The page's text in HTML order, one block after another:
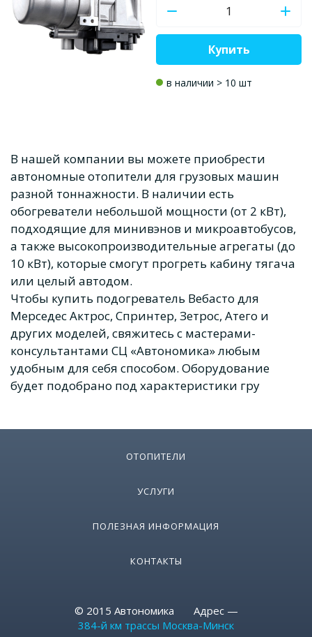
Купить
в наличии > 10 шт
В нашей компании вы можете приобрести
автономные отопители для грузовых машин
разной тоннажности. В наличии есть
обогреватели небольшой мощности (от 2 кВт),
подходящие для минивэнов и микроавтобусов,
а также высокопроизводительные агрегаты (до
10 кВт), которые смогут прогреть кабину тягача
или целый автодом.
Чтобы купить подогреватель Вебасто для
Мерседес Актрос, Спринтер, Зетрос, Атего и
других моделей, свяжитесь с мастерами-
консультантами СЦ «Автономика» любым
удобным для себя способом. Оборудование
будет подобрано под характеристики гру
ОТОПИТЕЛИ
УСЛУГИ
ПОЛЕЗНАЯ ИНФОРМАЦИЯ
КОНТАКТЫ
© 2015 Автономика Адрес —
384-й км трассы Москва-Минск